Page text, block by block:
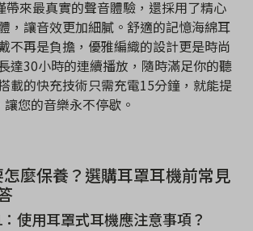
帶來最真實的聲音體驗，還採用了精心
，讓音效更加細膩。舒適的記憶海綿耳
不再是負擔，優雅編織的設計更是時尚
達30小時的連續播放，隨時滿足你的聽
載的快充技術只需充電15分鐘，就能提
您的音樂永不停歇。
麼保養？選購耳罩耳機前常見
使用耳罩式耳機應注意事項？